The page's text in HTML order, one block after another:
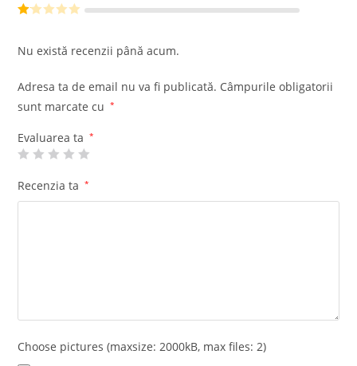
la3din
Evalu
1
n
Nu există recenzii până acum.
Adresa ta de email nu va fi publicată. Câmpurile obligatorii
sunt marcate cu
*
Evaluarea ta *
Recenzia ta *
Choose pictures (maxsize: 2000kB, max files: 2)